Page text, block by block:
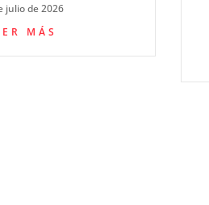
julio de 2026
MÁS